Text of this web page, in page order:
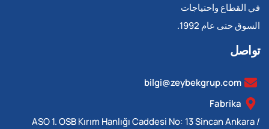
في القطاع واحتياجات
السوق حتى عام 1992.
تواصل
bilgi@zeybekgrup.com
Fabrika
ASO 1. OSB Kırım Hanlığı Caddesi No: 13 Sincan Ankara /